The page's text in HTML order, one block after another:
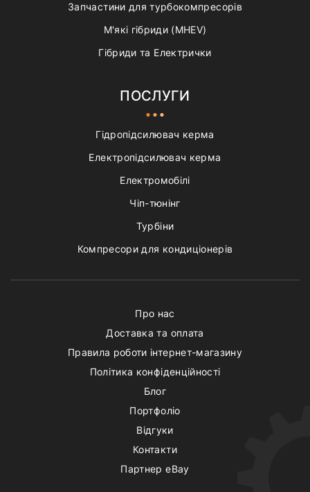
Запчастини для турбокомпресорів
М'які гібриди (MHEV)
Гібриди та Електрички
ПОСЛУГИ
Гідропідсилювач керма
Електропідсилювач керма
Електромобілі
Чіп-тюнінг
Турбіни
Компресори для кондиціонерів
Про нас
Доставка та оплата
Правила роботи інтернет-магазину
Політика конфіденційності
Блог
Портфоліо
Відгуки
Контакти
Партнер eBay